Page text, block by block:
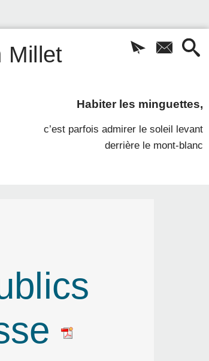
Millet
Habiter les minguettes,
c’est parfois admirer le soleil levant
derrière le mont-blanc